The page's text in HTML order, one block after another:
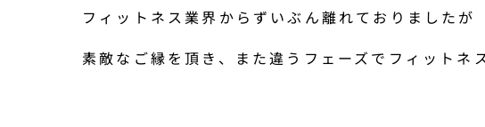
フィットネス業界からずいぶん離れておりましたが
素敵なご縁を頂き、また違うフェーズでフィットネ